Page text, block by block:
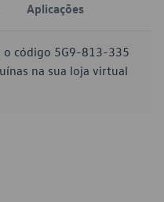
Aplicações
o código 5G9-813-335
na sua loja virtual